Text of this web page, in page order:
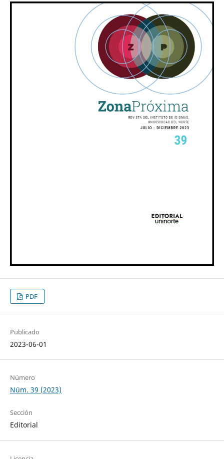
PDF
Publicado
2023-06-01
Número
Núm. 39 (2023)
Sección
Editorial